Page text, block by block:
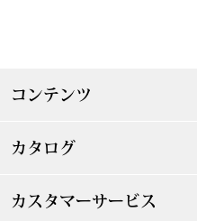
コンテンツ
カタログ
カスタマーサービス